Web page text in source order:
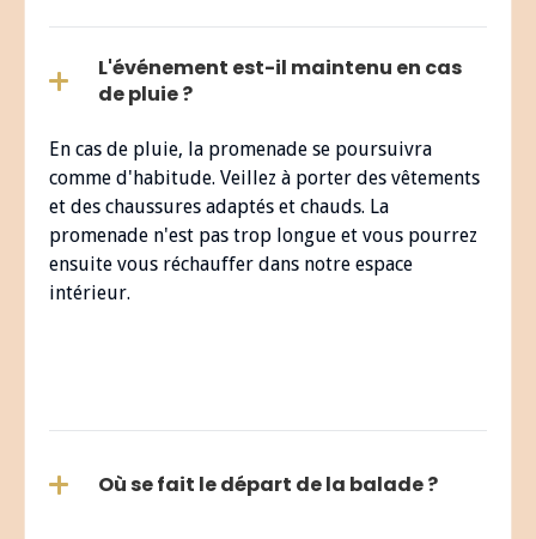
L'événement est-il maintenu en cas
de pluie ?
En cas de pluie, la promenade se poursuivra
comme d'habitude. Veillez à porter des vêtements
et des chaussures adaptés et chauds. La
promenade n'est pas trop longue et vous pourrez
ensuite vous réchauffer dans notre espace
intérieur.
Où se fait le départ de la balade ?